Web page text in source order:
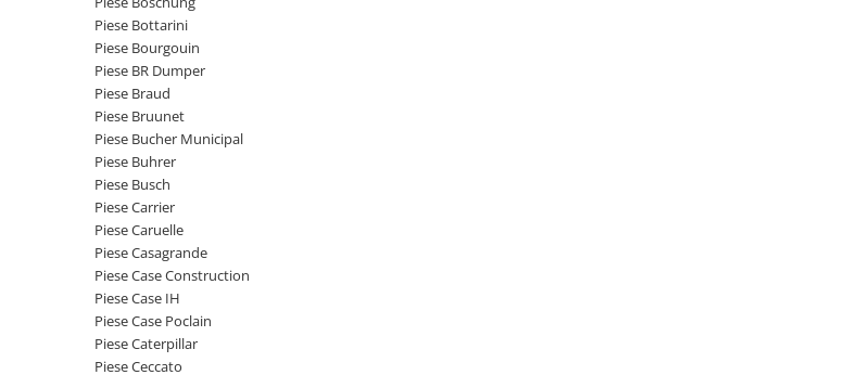
Piese frana
Discuri de frana
Placute de frana
Pompa de frana - cilindru de frana
Frana utilaje
Supapa franare
Kit reparatii
Cabluri frana
Rezervor lichid de frana
Lichid de frana
Antigel frane
Piese fara categorie
Piese David Brown
Piese Mc Cormick
Piese Lamborghini
Piese Same
Piese Renault
Piese Hurlimann
Piese Zetor
Piese Weidemann
Piese Sennebogen
Piese Bottarini
Piese Bourgouin
Piese BR Dumper
Piese Braud
Piese Bruunet
Piese Bucher Municipal
Piese Buhrer
Piese Busch
Piese Carrier
Piese Caruelle
Piese Casagrande
Piese Case Construction
Piese Case IH
Piese Case Poclain
Piese Caterpillar
Piese Ceccato